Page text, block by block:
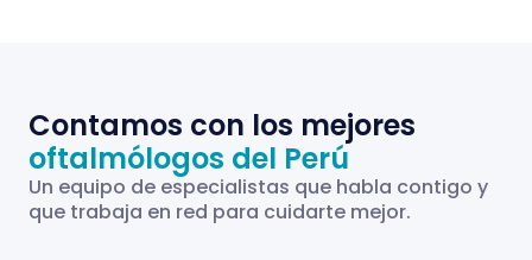
Contamos con los mejores
oftalmólogos del Perú
Un equipo de especialistas que habla contigo y
que trabaja en red para cuidarte mejor.